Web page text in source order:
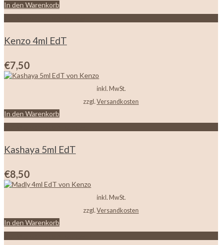
In den Warenkorb
Kenzo 4ml EdT
€7,50
inkl. MwSt.
zzgl. Versandkosten
In den Warenkorb
Kashaya 5ml EdT
€8,50
inkl. MwSt.
zzgl. Versandkosten
In den Warenkorb